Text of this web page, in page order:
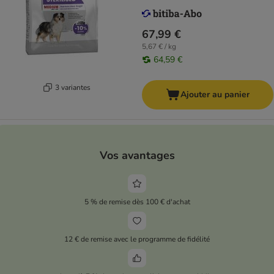
3 variantes
67,99 €
5,67 € / kg
64,59 €
Ajouter au panier
Vos avantages
5 % de remise dès 100 € d'achat
12 € de remise avec le programme de fidélité